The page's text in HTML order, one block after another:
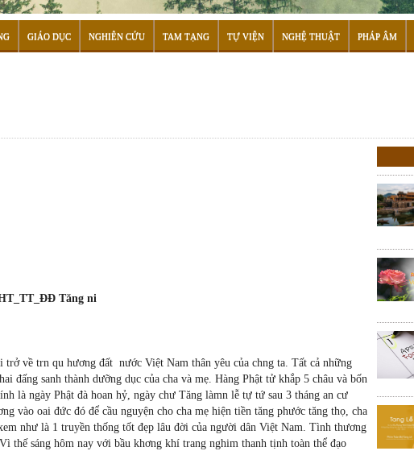
GIÁO DỤC NGHIÊN CỨU TAM TẠNG TỰ VIỆN NGHỆ THUẬT PHÁP ÂM
Tăng ni
về trn qu hương đất nước Việt Nam thân yêu của chng ta. Tất cả những
đấng sanh thành dưỡng dục của cha và mẹ. Hàng Phật tử khắp 5 châu và bốn
là ngày Phật đà hoan hỷ, ngày chư Tăng làmn lễ tự tứ sau 3 tháng an cư
vào oai đức đó để cầu nguyện cho cha mẹ hiện tiền tăng phước tăng thọ, cha
như là 1 truyền thống tốt đẹp lâu đời của người dân Việt Nam. Tình thương
thế sáng hôm nay với bầu khơng khí trang nghim thanh tịnh toàn thể đạo